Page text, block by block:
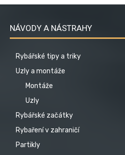
NÁVODY A NÁSTRAHY
Rybářské tipy a triky
Uzly a montáže
Montáže
Uzly
Rybářské začátky
Rybaření v zahraničí
Partikly